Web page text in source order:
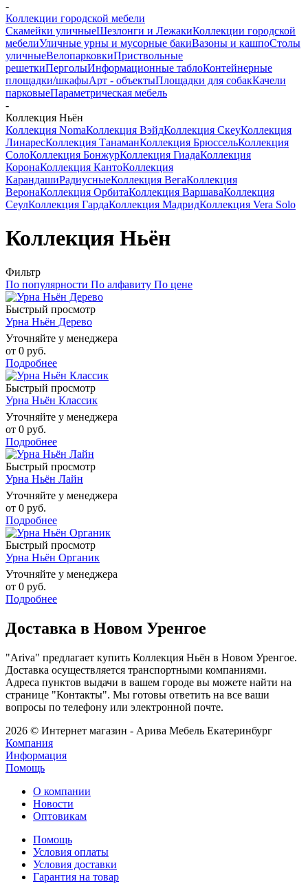
-
Коллекции городской мебели
Скамейки уличныеШезлонги и ЛежакиКоллекции городской
мебелиУличные урны и мусорные бакиВазоны и кашпоСтолы
уличныеВелопарковкиПриствольные
решеткиПерголыИнформационные таблоКонтейнерные
площадки/шкафыАрт - объектыПлощадки для собакКачели
парковыеПараметрическая мебель
-
Коллекция Ньён
Коллекция NomaКоллекция ВэйдКоллекция СкеуКоллекция
ЛинаресКоллекция ТанаманКоллекция БрюссельКоллекция
СолоКоллекция БонжурКоллекция ГиадаКоллекция
КоронаКоллекция КантоКоллекция
КарандашиРадиусныеКоллекция ВегаКоллекция
ВеронаКоллекция ОрбитаКоллекция ВаршаваКоллекция
СеулКоллекция ГардаКоллекция МадридКоллекция Vera Solo
Коллекция Ньён
Фильтр
По популярности По алфавиту По цене
Быстрый просмотр
Урна Ньён Дерево
Уточняйте у менеджера
от 0 руб.
Подробнее
Быстрый просмотр
Урна Ньён Классик
Уточняйте у менеджера
от 0 руб.
Подробнее
Быстрый просмотр
Урна Ньён Лайн
Уточняйте у менеджера
от 0 руб.
Подробнее
Быстрый просмотр
Урна Ньён Органик
Уточняйте у менеджера
от 0 руб.
Подробнее
Доставка в Новом Уренгое
"Ariva" предлагает купить Коллекция Ньён в Новом Уренгое.
Доставка осуществляется транспортными компаниями.
Адреса пунктов выдачи в вашем городе вы можете найти на
странице "Контакты". Мы готовы ответить на все ваши
вопросы по телефону или электронной почте.
2026 © Интернет магазин - Арива Мебель Екатеринбург
Компания
Информация
Помощь
О компании
Новости
Оптовикам
Помощь
Условия оплаты
Условия доставки
Гарантия на товар